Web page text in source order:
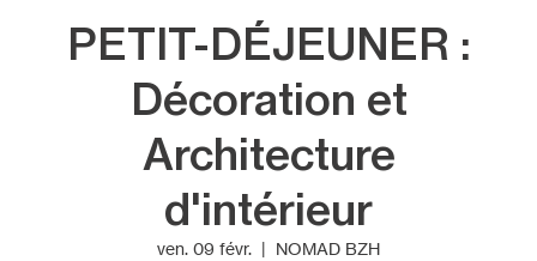
PETIT-DÉJEUNER :
Décoration et
Architecture
d'intérieur
ven. 09 févr.
  |
NOMAD BZH